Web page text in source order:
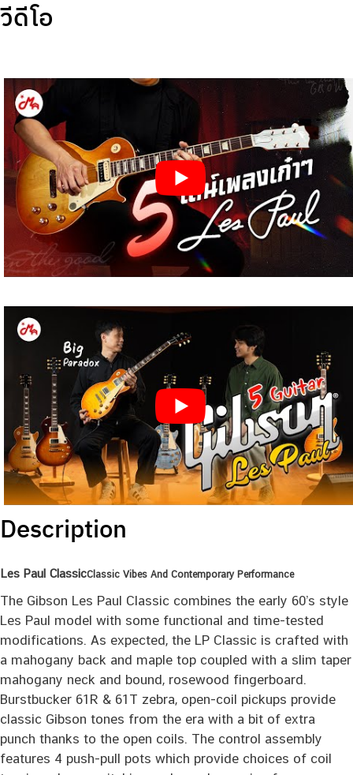
วีดีโอ
Description
Les Paul ClassicClassic Vibes And Contemporary Performance
The Gibson Les Paul Classic combines the early 60’s style
Les Paul model with some functional and time-tested
modifications. As expected, the LP Classic is crafted with
a mahogany back and maple top coupled with a slim taper
mahogany neck and bound, rosewood fingerboard.
Burstbucker 61R & 61T zebra, open-coil pickups provide
classic Gibson tones from the era with a bit of extra
punch thanks to the open coils. The control assembly
features 4 push-pull pots which provide choices of coil